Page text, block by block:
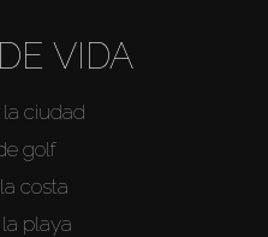
VIDA
ciudad
golf
costa
playa